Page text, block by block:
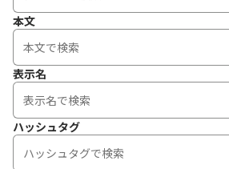
本文
表示名
ハッシュタグ